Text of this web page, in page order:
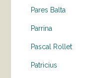
Pares Balta
Parrina
Pascal Rollet
Patricius